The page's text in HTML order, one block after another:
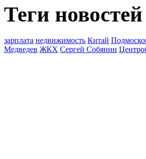
Теги новостей
зарплата недвижимость Китай
Медведев ЖКХ Сергей Собянин